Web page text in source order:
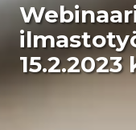
15.2.2023